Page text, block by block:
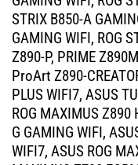
STRIX B850-A
GAMING WIFI, ROG
Z890-P, PRIME
ProArt Z890-
PLUS WIFI7, ASUS
ROG MAXIMUS Z890
G GAMING WIFI,
WIFI7, ASUS ROG